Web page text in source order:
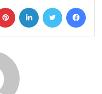
فيسبوك تويتر لينكدإن